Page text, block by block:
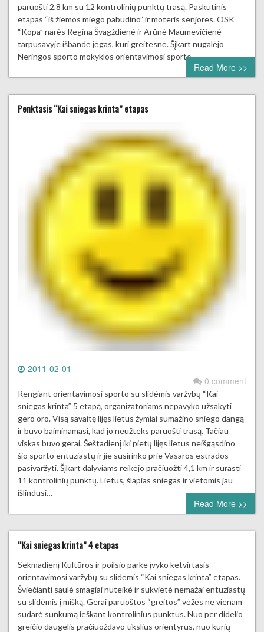
paruošti 2,8 km su 12 kontrolinių punktų trasą. Paskutinis
etapas “iš žiemos miego pabudino” ir moteris senjores. OSK
“Kopa” narės Regina Švagždienė ir Arūnė Maumevičienė
tarpusavyje išbandė jėgas, kuri greitesnė. Šįkart nugalėjo
Neringos sporto mokyklos orientavimosi sporto…
Read More >>
Penktasis “Kai sniegas krinta” etapas
2011-02-01
0 comment
Rengiant orientavimosi sporto su slidėmis varžybų “Kai
sniegas krinta” 5 etapą, organizatoriams nepavyko užsakyti
gero oro. Visą savaitę lijęs lietus žymiai sumažino sniego dangą
ir buvo baiminamasi, kad jo neužteks paruošti trasą. Tačiau
viskas buvo gerai. Šeštadienį iki pietų lijęs lietus neišgąsdino
šio sporto entuziastų ir jie susirinko prie Vasaros estrados
pasivaržyti. Šįkart dalyviams reikėjo pračiuožti 4,1 km ir surasti
11 kontrolinių punktų. Lietus, šlapias sniegas ir vietomis jau
išlindusi…
Read More >>
“Kai sniegas krinta” 4 etapas
Sekmadienį Kultūros ir poilsio parke įvyko ketvirtasis
orientavimosi varžybų su slidėmis “Kai sniegas krinta” etapas.
Šviečianti saulė smagiai nuteikė ir sukvietė nemažai entuziastų
su slidėmis į mišką. Gerai paruoštos “greitos” vėžės ne vienam
sudarė sunkumą ieškant kontrolinius punktus. Nuo per didelio
greičio daugelis pračiuoždavo tikslius orientyrus, nuo kurių